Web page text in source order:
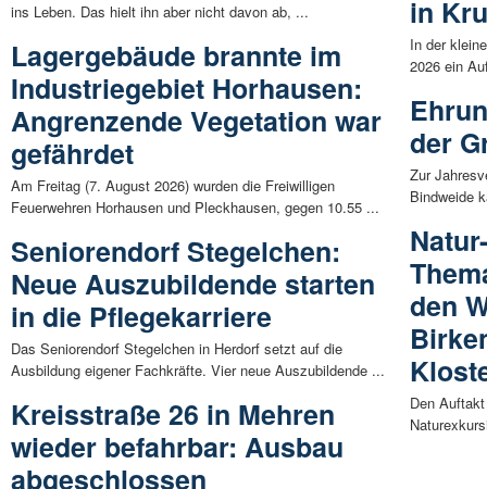
ins Leben. Das hielt ihn aber nicht davon ab, ...
Lagergebäude brannte im
Industriegebiet Horhausen:
Angrenzende Vegetation war
gefährdet
Am Freitag (7. August 2026) wurden die Freiwilligen
Feuerwehren Horhausen und Pleckhausen, gegen 10.55 ...
Seniorendorf Stegelchen:
Neue Auszubildende starten
in die Pflegekarriere
Das Seniorendorf Stegelchen in Herdorf setzt auf die
Ausbildung eigener Fachkräfte. Vier neue Auszubildende ...
Kreisstraße 26 in Mehren
wieder befahrbar: Ausbau
abgeschlossen
in
In der
2026 ein
der
Zur
Bindweide
den
Den